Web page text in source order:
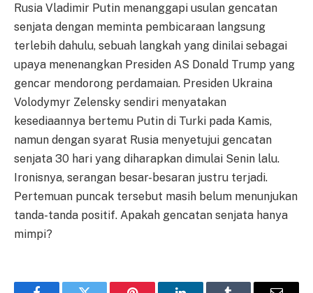
Rusia Vladimir Putin menanggapi usulan gencatan
senjata dengan meminta pembicaraan langsung
terlebih dahulu, sebuah langkah yang dinilai sebagai
upaya menenangkan Presiden AS Donald Trump yang
gencar mendorong perdamaian. Presiden Ukraina
Volodymyr Zelensky sendiri menyatakan
kesediaannya bertemu Putin di Turki pada Kamis,
namun dengan syarat Rusia menyetujui gencatan
senjata 30 hari yang diharapkan dimulai Senin lalu.
Ironisnya, serangan besar-besaran justru terjadi.
Pertemuan puncak tersebut masih belum menunjukan
tanda-tanda positif. Apakah gencatan senjata hanya
mimpi?